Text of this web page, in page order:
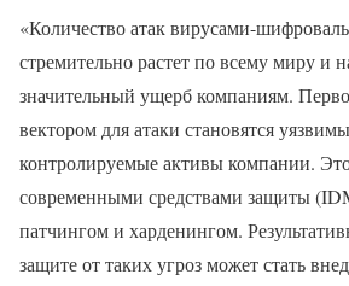
«Количество атак вирусами-
стремительно растет по всему миру и
значительный ущерб компаниям.
вектором для атаки становятся
контролируемые активы компании.
современными средствами защиты
патчингом и харденингом.
защите от таких угроз может стать